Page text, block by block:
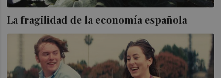
La fragilidad de la economía española